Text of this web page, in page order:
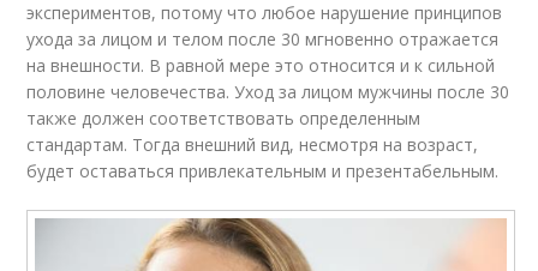
экспериментов, потому что любое нарушение принципов
ухода за лицом и телом после 30 мгновенно отражается
на внешности. В равной мере это относится и к сильной
половине человечества. Уход за лицом мужчины после 30
также должен соответствовать определенным
стандартам. Тогда внешний вид, несмотря на возраст,
будет оставаться привлекательным и презентабельным.